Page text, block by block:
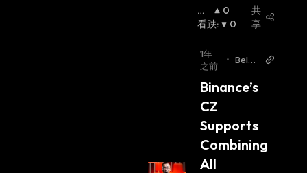
看
涨:
0
看跌: 0
共
享
1年
之前
•
BeIn
o
Binance’s
CZ
Supports
Combining
All